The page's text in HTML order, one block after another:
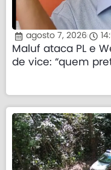
agosto 7, 2026
Maluf ataca PL e
de vice: “quem
precisa